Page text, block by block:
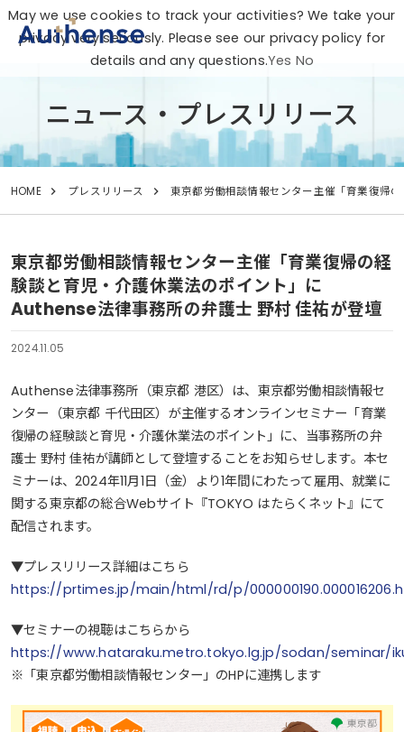
ニュース・プレスリリース
HOME プレスリリース 東京都労働相談情報センター主催「育業復帰
東京都労働相談情報センター主催「育業復帰の経
験談と育児・介護休業法のポイント」に
Authense法律事務所の弁護士 野村 佳祐が登壇
2024.11.05
Authense法律事務所（東京都 港区）は、東京都労働相談情報セ
ンター（東京都 千代田区）が主催するオンラインセミナー「育業
復帰の経験談と育児・介護休業法のポイント」に、当事務所の弁
護士 野村 佳祐が講師として登壇することをお知らせします。本セ
ミナーは、2024年11月1日（金）より1年間にわたって雇用、就業に
関する東京都の総合Webサイト『TOKYO はたらくネット』にて
配信されます。
▼プレスリリース詳細はこちら
https://prtimes.jp/main/html/rd/p/
▼セミナーの視聴はこちらから
https://www.hataraku.metro.tokyo.lg.jp/sodan/seminar/
※「東京都労働相談情報センター」のHPに連携します
May we use cookies to track your activities? We take your
privacy very seriously. Please see our privacy policy for
details and any questions.Yes No